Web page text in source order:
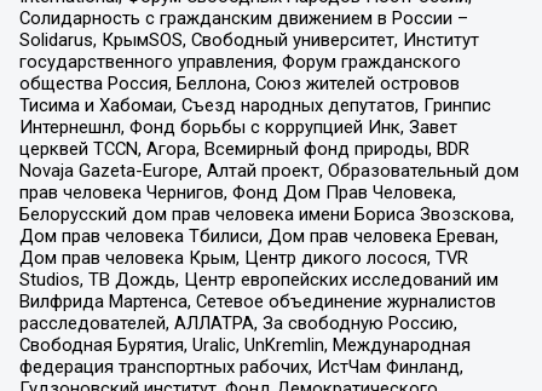
Солидарность с гражданским движением в России –
Solidarus, КрымSOS, Свободный университет, Институт
государственного управления, Форум гражданского
общества Россия, Беллона, Союз жителей островов
Тисима и Хабомаи, Съезд народных депутатов, Гринпис
Интернешнл, Фонд борьбы с коррупцией Инк, Завет
церквей TCCN, Агора, Всемирный фонд природы, BDR
Novaja Gazeta-Europe, Алтай проект, Образовательный дом
прав человека Чернигов, Фонд Дом Прав Человека,
Белорусский дом прав человека имени Бориса Звозскова,
Дом прав человека Тбилиси, Дом прав человека Ереван,
Дом прав человека Крым, Центр дикого лосося, TVR
Studios, ТВ Дождь, Центр европейских исследований им
Вилфрида Мартенса, Сетевое объединение журналистов
расследователей, АЛЛАТРА, За свободную Россию,
Свободная Бурятия, Uralic, UnKremlin, Международная
федерация транспортных рабочих, ИстЧам Финланд,